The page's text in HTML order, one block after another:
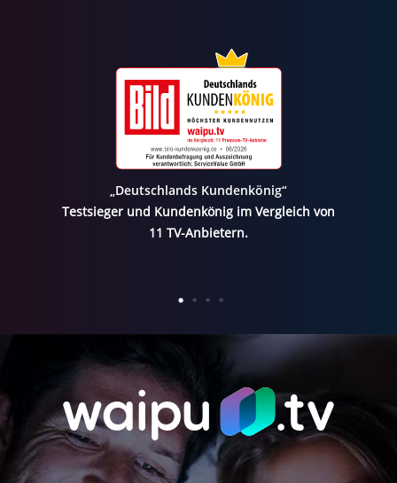
„Deutschlands Kundenkönig“
Testsieger und Kundenkönig im Vergleich von
11 TV-Anbietern.